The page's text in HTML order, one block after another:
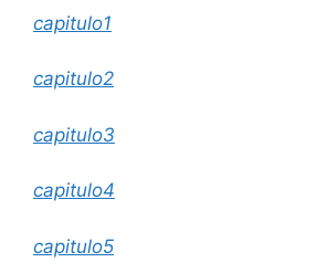
capitulo1
capitulo2
capitulo3
capitulo4
capitulo5